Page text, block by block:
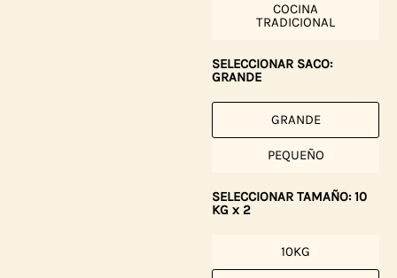
COCINA
TRADICIONAL
SELECCIONAR SACO:
GRANDE
GRANDE
PEQUEÑO
SELECCIONAR TAMAÑO: 10
KG x 2
10KG